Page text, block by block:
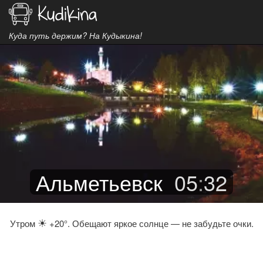
Куда путь держим? На Кудыкина!
Альметьевск 05:32
Утром ☀ +20°. Обещают яркое солнце — не забудьте очки.